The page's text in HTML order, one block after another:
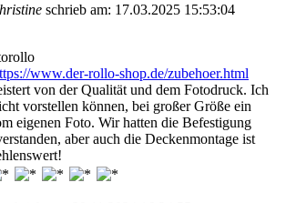
schrieb am: 17.03.2025 15:53:04
www.der-rollo-shop.de/zubehoer.html
von der Qualität und dem Fotodruck. Ich
vorstellen können, bei großer Größe ein
eigenen Foto. Wir hatten die Befestigung
aber auch die Deckenmontage ist